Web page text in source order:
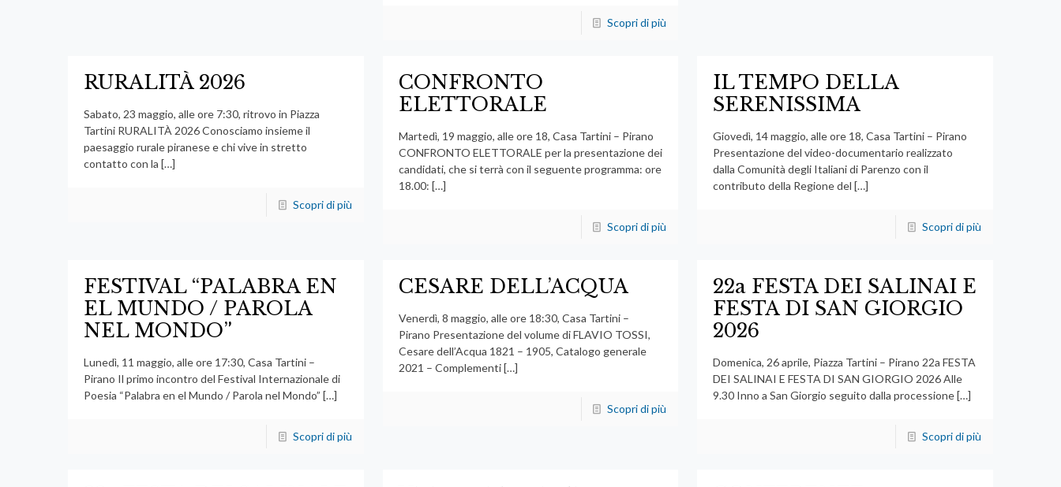
Scopri di più
RURALITÀ 2026
Sabato, 23 maggio, alle ore 7:30, ritrovo in Piazza
Tartini RURALITÀ 2026 Conosciamo insieme il
paesaggio rurale piranese e chi vive in stretto
contatto con la […]
Scopri di più
CONFRONTO
ELETTORALE
Martedì, 19 maggio, alle ore 18, Casa Tartini – Pirano
CONFRONTO ELETTORALE per la presentazione dei
candidati, che si terrà con il seguente programma: ore
18.00: […]
Scopri di più
IL TEMPO DELLA
SERENISSIMA
Giovedì, 14 maggio, alle ore 18, Casa Tartini – Pirano
Presentazione del video-documentario realizzato
dalla Comunità degli Italiani di Parenzo con il
contributo della Regione del […]
Scopri di più
FESTIVAL “PALABRA EN
EL MUNDO / PAROLA
NEL MONDO”
Lunedì, 11 maggio, alle ore 17:30, Casa Tartini –
Pirano Il primo incontro del Festival Internazionale di
Poesia “Palabra en el Mundo / Parola nel Mondo” […]
Scopri di più
CESARE DELL’ACQUA
Venerdì, 8 maggio, alle ore 18:30, Casa Tartini –
Pirano Presentazione del volume di FLAVIO TOSSI,
Cesare dell’Acqua 1821 – 1905, Catalogo generale
2021 – Complementi[…]
Scopri di più
22a FESTA DEI SALINAI E
FESTA DI SAN GIORGIO
2026
Domenica, 26 aprile, Piazza Tartini – Pirano 22a FESTA
DEI SALINAI E FESTA DI SAN GIORGIO 2026 Alle
9.30 Inno a San Giorgio seguito dalla processione[…]
Scopri di più